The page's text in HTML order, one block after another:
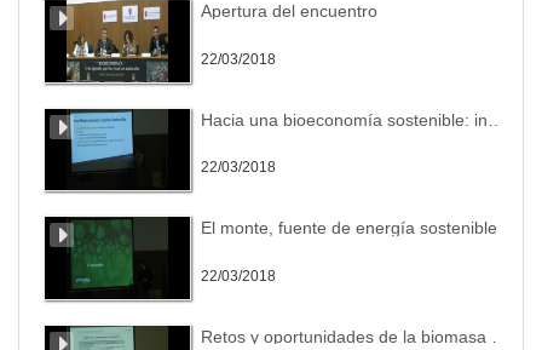
Apertura del encuentro
22/03/2018
22/03/2018
El monte, fuente de energía sostenible
22/03/2018